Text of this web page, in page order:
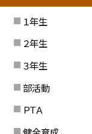
１年生
２年生
３年生
部活動
ＰＴＡ